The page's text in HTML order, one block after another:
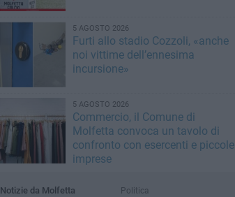
5 AGOSTO 2026
Furti allo stadio Cozzoli, «anche
noi vittime dell’ennesima
incursione»
5 AGOSTO 2026
Commercio, il Comune di
Molfetta convoca un tavolo di
confronto con esercenti e piccole
imprese
Notizie da Molfetta Politica